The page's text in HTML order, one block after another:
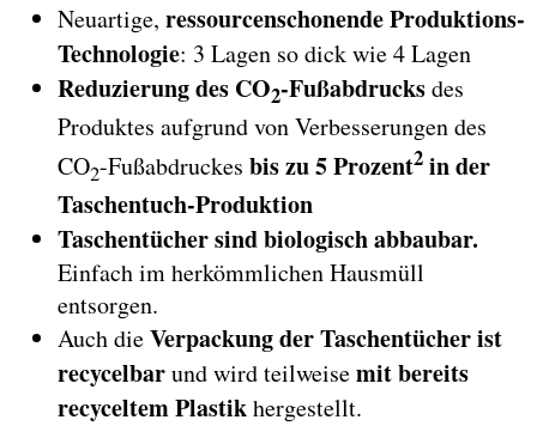
Neuartige, ressourcenschonende Produktions-
Technologie: 3 Lagen so dick wie 4 Lagen
Reduzierung des CO2-Fußabdrucksdes
Produktes aufgrund von Verbesserungen des
CO2-Fußabdruckes bis zu 5 Prozent2 in der
Taschentuch-Produktion
Taschentücher sind biologisch abbaubar.
Einfach im herkömmlichen Hausmüll
entsorgen.
Auch dieVerpackung der Taschentücher ist
recycelbarund wird teilweisemit bereits
recyceltem Plastikhergestellt.